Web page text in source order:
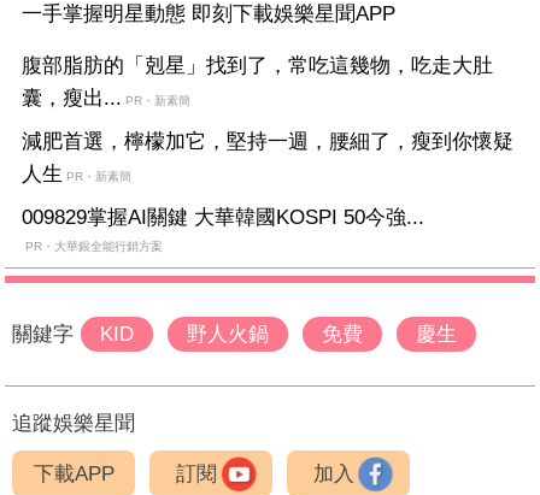
一手掌握明星動態 即刻下載娛樂星聞APP
腹部脂肪的「剋星」找到了，常吃這幾物，吃走大肚
囊，瘦出... PR・新素簡
減肥首選，檸檬加它，堅持一週，腰細了，瘦到你懷疑
人生 PR・新素簡
009829掌握AI關鍵 大華韓國KOSPI 50今強...
PR・大華銀全能行銷方案
關鍵字 KID 野人火鍋 免費 慶生
追蹤娛樂星聞
下載APP 訂閱 加入